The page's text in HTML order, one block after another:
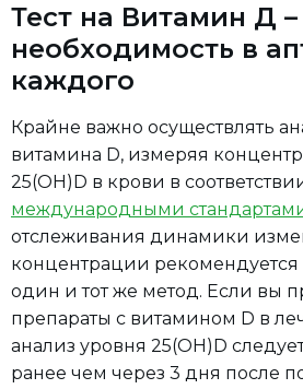
Тест на Витамин Д –
необходимость в
каждого
Крайне важно осуществлять
витамина D, измеряя
25(OH)D в крови в
международными
отслеживания динамики
концентрации рекомендуется
один и тот же метод. Если вы
препараты с витамином D в
анализ уровня 25(OH)D
ранее чем через 3 дня после